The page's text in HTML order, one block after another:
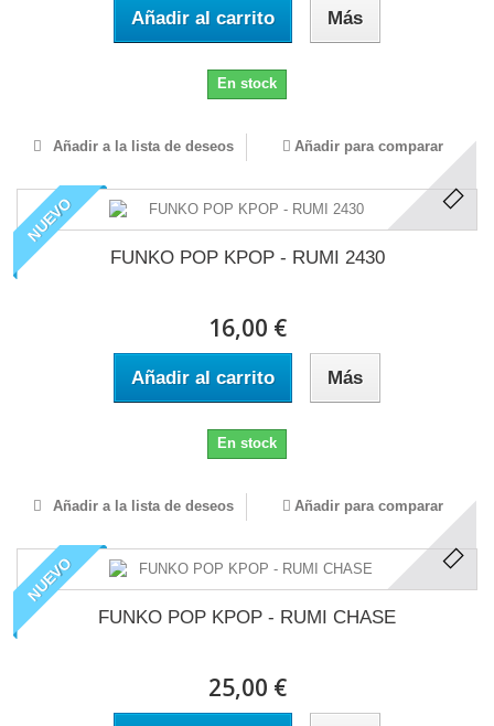
Añadir al carrito Más
En stock
Añadir a la lista de deseos Añadir para comparar
NUEVO
FUNKO POP KPOP - RUMI 2430
16,00 €
Añadir al carrito Más
En stock
Añadir a la lista de deseos Añadir para comparar
NUEVO
FUNKO POP KPOP - RUMI CHASE
25,00 €